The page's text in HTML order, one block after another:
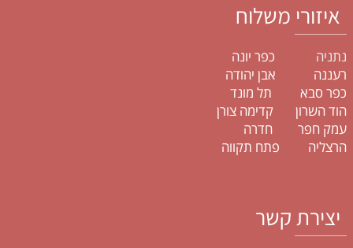
איזורי משלוח
נתניה כפר יונה
רעננה אבן יהודה
כפר סבא תל מונד
הוד השרון קדימה צורן
עמק חפר חדרה
הרצליה פתח תקווה
יצירת קשר